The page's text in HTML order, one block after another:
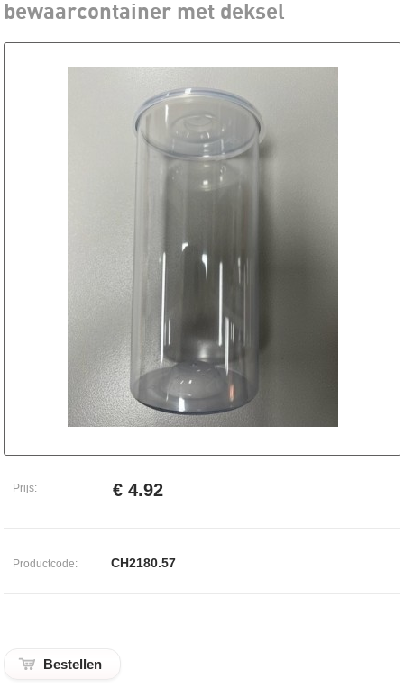
bewaarcontainer met deksel
Prijs: € 4.92
Productcode: CH2180.57